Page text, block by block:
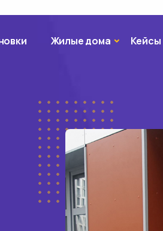
Жилые домаЖилые дома
Кейсы